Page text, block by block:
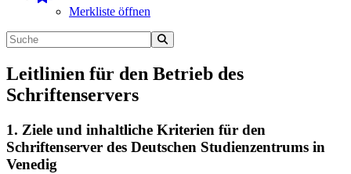
Merkliste öffnen
Leitlinien für den Betrieb des
Schriftenservers
1. Ziele und inhaltliche Kriterien für den
Schriftenserver des Deutschen Studienzentrums in
Venedig